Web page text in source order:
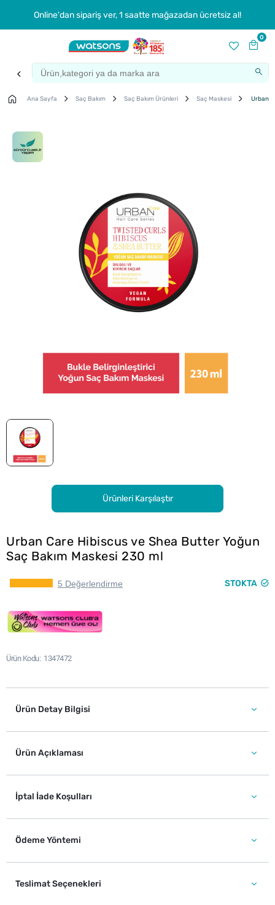
Online'dan sipariş ver, 1 saatte mağazadan ücretsiz al!
0
Ana Sayfa Saç Bakım Saç Bakım Ürünleri Saç Maskesi Urban
Ürünleri Karşılaştır
Urban Care Hibiscus ve Shea Butter Yoğun
Saç Bakım Maskesi 230 ml
5 Değerlendirme STOKTA
Ürün Kodu 1347472
Ürün Detay Bilgisi
Ürün Açıklaması
İptal İade Koşulları
Ödeme Yöntemi
Teslimat Seçenekleri